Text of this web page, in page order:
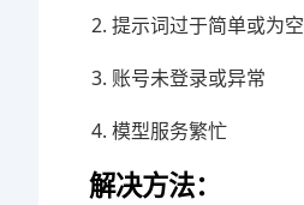
提示词过于简单或为空
账号未登录或异常
模型服务繁忙
解决方法：